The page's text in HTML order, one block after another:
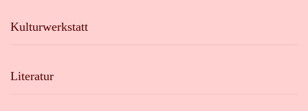
Kulturwerkstatt
Literatur